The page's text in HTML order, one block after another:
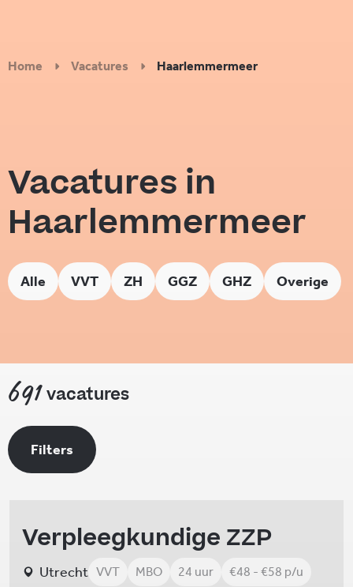
Home Vacatures Haarlemmermeer
Vacatures in
Haarlemmermeer
Alle VVT ZH GGZ GHZ Overige
691vacatures
Filters
Verpleegkundige ZZP
Utrecht VVT MBO 24 uur €48 - €58 p/u